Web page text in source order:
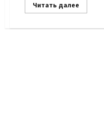
Читать далее
больше
играй,